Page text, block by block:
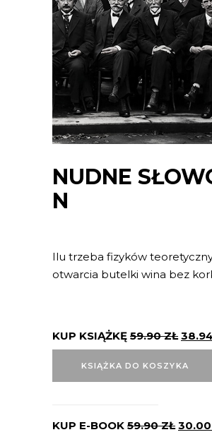
NUDNE
N
Ilu trzeba fizyków
otwarcia butelki wina bez
KUP KSIĄŻKĘ 59.90ZŁ 38.94
KSIĄŻKA DO KOSZYKA
KUP E-BOOK 59.90ZŁ 30.00